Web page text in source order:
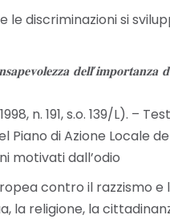
si sviluppano,
𝐝𝐞𝐥𝐥’𝐢𝐦𝐩𝐨𝐫𝐭𝐚𝐧𝐳𝐚
1998, n. 191, s.o. 139/
Piano di Azione Locale
motivati dall’odio
contro il razzismo e
la religione, la